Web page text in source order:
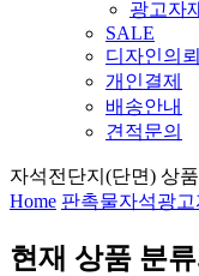
광고자
SALE
디자인의뢰
개인결제
배송안내
견적문의
자석전단지(단면) 상
Home 판촉물자석광고
현재 상품 분